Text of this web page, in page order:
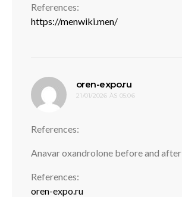
References:
https://menwiki.men/
oren-expo.ru
21/01/2026 ÀS 05:06
References:
Anavar oxandrolone before and after
References:
oren-expo.ru